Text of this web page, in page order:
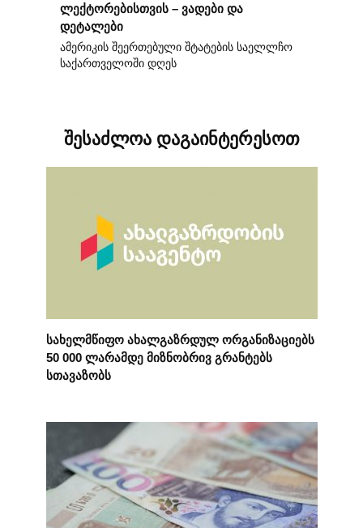
ლექტორებისთვის – ვადები და
დეტალები
ამერიკის შეერთებული შტატების საელლჩო
საქართველოში დღეს
შესაძლოა დაგაინტერესოთ
სახელმწიფო ახალგაზრდულ ორგანიზაციებს
50 000 ლარამდე მიზნობრივ გრანტებს
სთავაზობს